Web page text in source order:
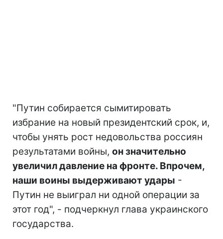
"Путин собирается сымитировать
избрание на новый президентский срок, и,
чтобы унять рост недовольства россиян
результатами войны, он значительно
увеличил давление на фронте. Впрочем,
наши воины выдерживают удары -
Путин не выиграл ни одной операции за
этот год", - подчеркнул глава украинского
государства.